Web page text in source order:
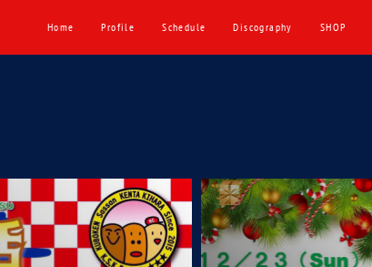
Home Profile Schedule Discography SHOP